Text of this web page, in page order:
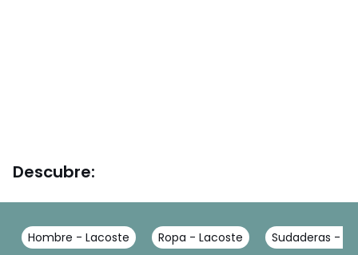
Descubre:
Hombre - Lacoste Ropa - Lacoste Sudaderas -